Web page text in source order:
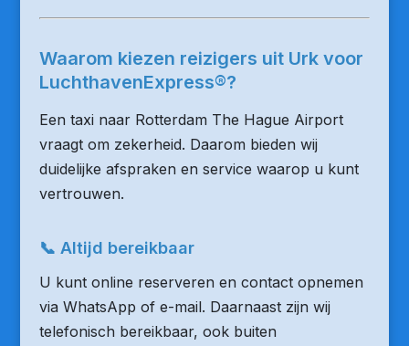
Waarom kiezen reizigers uit Urk voor
LuchthavenExpress®?
Een taxi naar Rotterdam The Hague Airport
vraagt om zekerheid. Daarom bieden wij
duidelijke afspraken en service waarop u kunt
vertrouwen.
📞 Altijd bereikbaar
U kunt online reserveren en contact opnemen
via WhatsApp of e-mail. Daarnaast zijn wij
telefonisch bereikbaar, ook buiten